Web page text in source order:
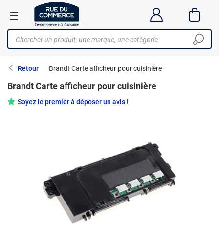
Retour Brandt Carte afficheur pour cuisinière
Brandt Carte afficheur pour cuisinière
Soyez le premier à déposer un avis !